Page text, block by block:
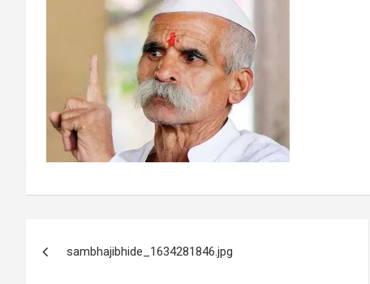
navigation
sambhajibhide_1634281846.jpg